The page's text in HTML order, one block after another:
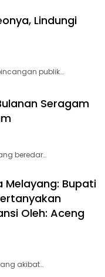
Lindungi
publik…
Seragam
beredar…
Melayang: Bupati
Oleh: Aceng
akibat…